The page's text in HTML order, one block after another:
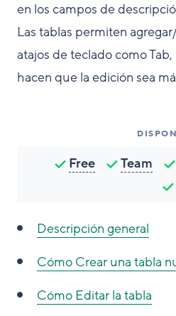
en los campos de
Las tablas permiten
atajos de teclado como
hacen que la edición sea
Free Team
Descripción general
Cómo Crear una tabla
Cómo Editar la tabla